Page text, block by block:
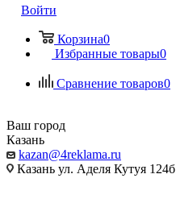
Войти
Корзина0
Избранные товары0
Сравнение товаров0
Ваш город
Казань
kazan@4reklama.ru
Казань ул. Аделя Кутуя 124б